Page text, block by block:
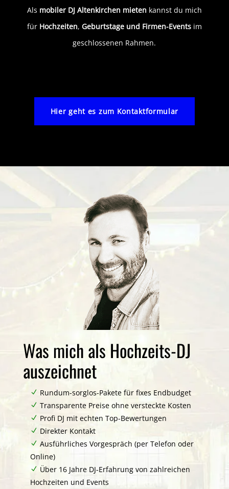
Als mobiler DJ Altenkirchen mieten kannst du mich
für Hochzeiten, Geburtstage und Firmen-Eventsim
geschlossenen Rahmen.
Hier geht es zum Kontaktformular
Was mich als Hochzeits-DJ
auszeichnet
Rundum-sorglos-Pakete für fixes Endbudget
Transparente Preise ohne versteckte Kosten
Profi DJ mit echten Top-Bewertungen
Direkter Kontakt
Ausführliches Vorgespräch (per Telefon oder
Online)
Über 16 Jahre DJ-Erfahrung von zahlreichen
Hochzeiten und Events